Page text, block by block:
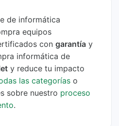
de informática
equipos
con garantía y
informática de
y reduce tu impacto
las categorías o
sobre nuestro proceso
.